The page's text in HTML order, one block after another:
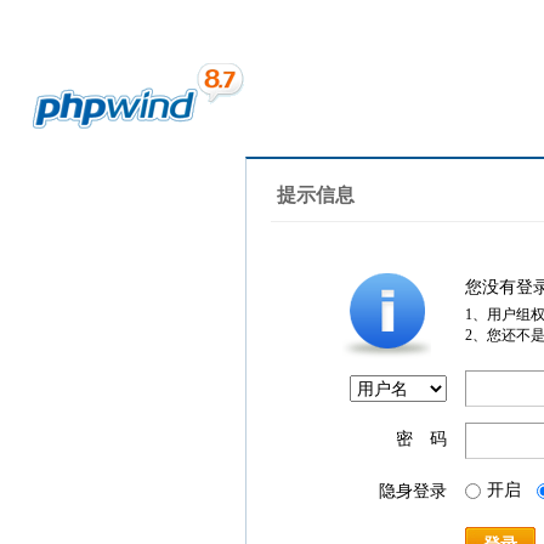
提示信息
您没有登
1、用户组
2、您还不
密 码
隐身登录 开启